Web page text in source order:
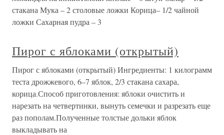
стакана Мука – 2 столовые ложки Корица– 1/2 чайной
ложки Сахарная пудра – 3
Пирог с яблоками (открытый)
Пирог с яблоками (открытый) Ингредиенты: 1 килограмм
теста дрожжевого, 6–7 яблок, 2/3 стакана сахара,
корица.Способ приготовления: яблоки очистить и
нарезать на четвертинки, вынуть семечки и разрезать еще
раз пополам.Полученные толстые дольки яблок
выкладывать на